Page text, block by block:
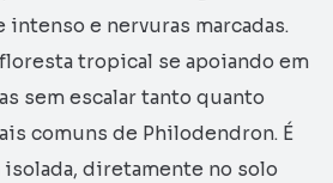
intenso e nervuras marcadas.
tropical se apoiando em
sem escalar tanto quanto
comuns de Philodendron. É
diretamente no solo